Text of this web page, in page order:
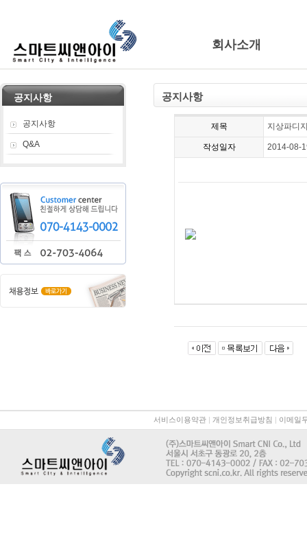
회사소개
공지사항
공지사항
Q&A
공지사항
제목 지상파디
작성일자 2014-08-
서비스이용약관 | 개인정보취급방침 | 이메일